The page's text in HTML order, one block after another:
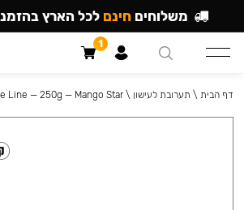
דף הבית \ תערובת לעישון \
Line — 250g — Mango Star
משלוחים חינם לכל הארץ בהזמנה
1